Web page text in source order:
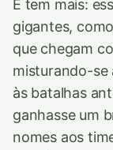
E tem mais:
gigantes,
que chegam
misturando-se
às batalhas
ganhasse um
nomes aos